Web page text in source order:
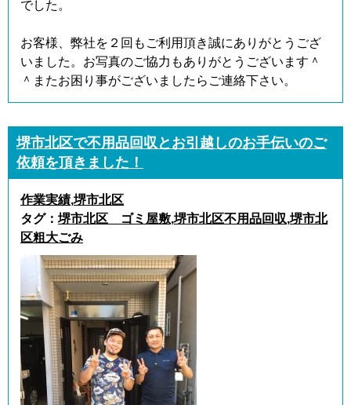
でした。
お客様、弊社を２回もご利用頂き誠にありがとうござ
いました。お写真のご協力もありがとうございます＾
＾またお困り事がございましたらご連絡下さい。
堺市北区で不用品回収とお引越しのお手伝いのご
依頼を頂きました！
作業実績,堺市北区
タグ： 堺市北区 ゴミ屋敷,堺市北区不用品回収,堺市北
区粗大ごみ